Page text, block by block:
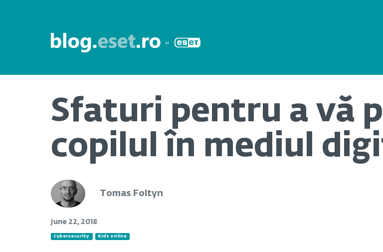
Sfaturi pentru a vă
copilul în mediul
Tomas Foltyn
June 22, 2018
Cybersecurity Kids online